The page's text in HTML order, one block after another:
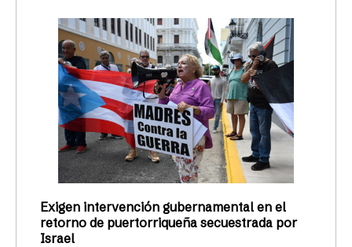
Exigen intervención gubernamental en el
retorno de puertorriqueña secuestrada por
Israel